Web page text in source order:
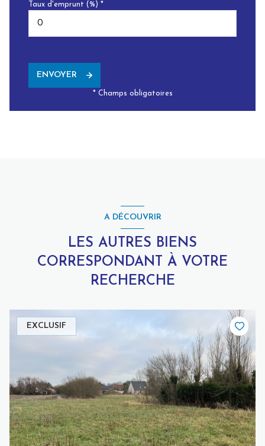
Taux d'emprunt (%) *
ENVOYER
* Champs obligatoires
A DÉCOUVRIR
LES AUTRES BIENS
CORRESPONDANT À VOTRE
RECHERCHE
EXCLUSIF